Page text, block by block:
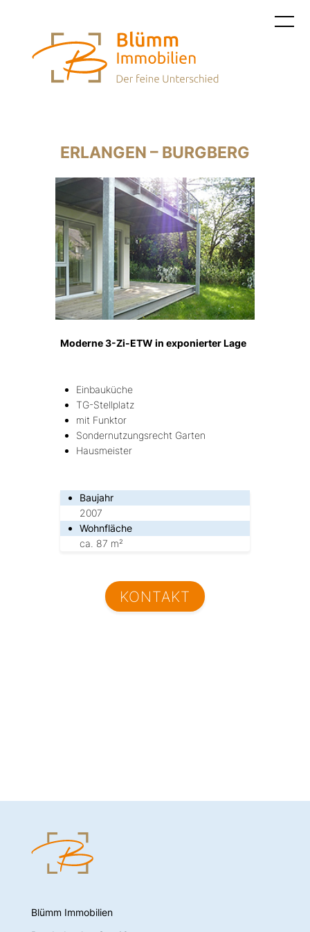
ERLANGEN – BURGBERG
Moderne 3-Zi-ETW in exponierter Lage
Baujahr
2007
Wohnfläche
ca. 87 m²
Einbauküche
TG-Stellplatz
mit Funktor
Sondernutzungsrecht Garten
Hausmeister
KONTAKT
Blümm Immobilien